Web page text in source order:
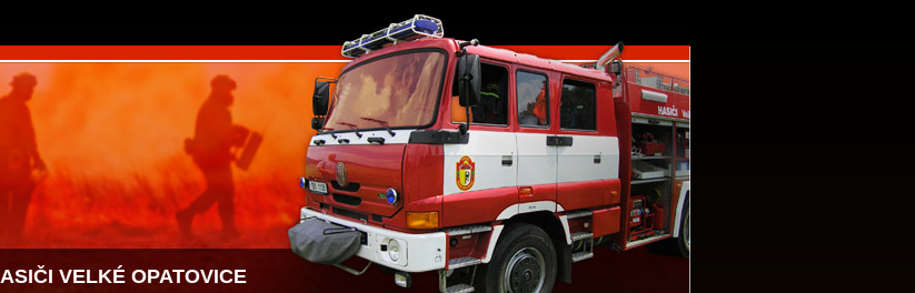
VELKÉ OPATOVICE